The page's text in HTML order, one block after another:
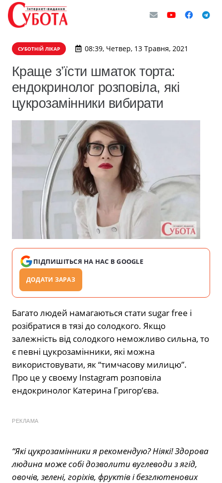
СУБОТНІЙ ЛІКАР 08:39, Четвер, 13 Травня, 2021
Краще з’їсти шматок торта:
ендокринолог розповіла, які
цукрозамінники вибирати
ПІДПИШІТЬСЯ НА НАС В GOOGLE
ДОДАТИ ЗАРАЗ
Багато людей намагаються стати sugar free і
розібратися в тязі до солодкого. Якщо
залежність від солодкого неможливо сильна, то
є певні цукрозамінники, які можна
використовувати, як “тимчасову милицю”.
Про це у своєму Instagram розповіла
ендокринолог Катерина Григор’єва.
РЕКЛАМА
“Які цукрозамінники я рекомендую? Ніякі! Здорова
людина може собі дозволити вуглеводи з ягід,
овочів, зелені, горіхів, фруктів і безглютенових